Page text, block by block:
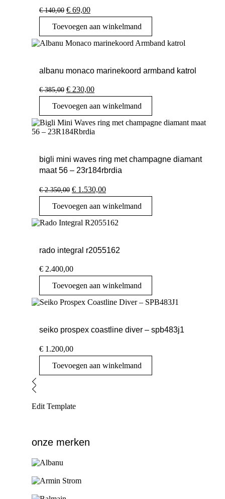
€140,00 Oorspronkelijke
prijs
was:
€ 140,00.
€ 69,00Huidige
prijs
is:
€ 69,00.
Toevoegen aan winkelmand
albanu monaco marinekoord armband katrol
€385,00 Oorspronkelijke
prijs
was:
€ 385,00.
€ 230,00Huidige
prijs
is:
€ 230,00.
Toevoegen aan winkelmand
bigli mini waves ring met champagne diamant
maat 56 – 23r184rbrdia
€2.350,00 Oorspronkelijke
prijs
was:
€ 2.350,00.
€ 1.530,00Huidige
prijs
is:
€ 1.530,00.
Toevoegen aan winkelmand
rado integral r2055162
€ 2.400,00
Toevoegen aan winkelmand
seiko prospex coastline diver – spb483j1
€ 1.200,00
Toevoegen aan winkelmand
Edit Template
onze merken